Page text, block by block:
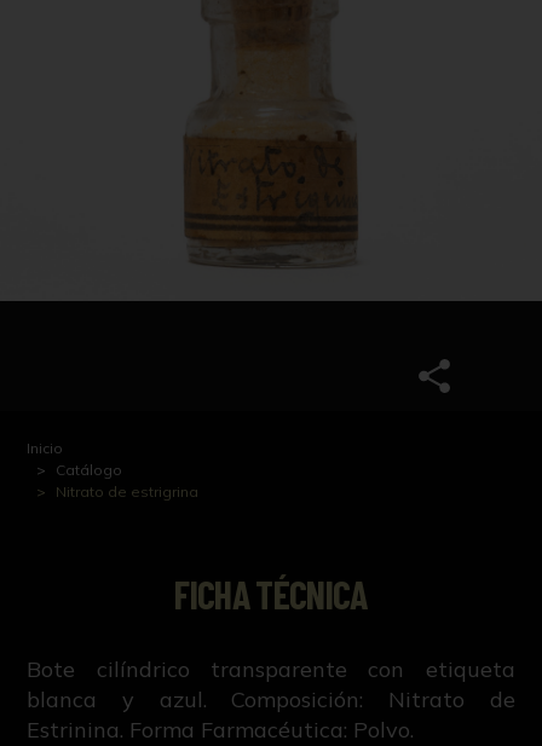
Inicio
Catálogo
Nitrato de estrigrina
FICHA TÉCNICA
Bote cilíndrico transparente con etiqueta
blanca y azul. Composición: Nitrato de
Estrinina. Forma Farmacéutica: Polvo.